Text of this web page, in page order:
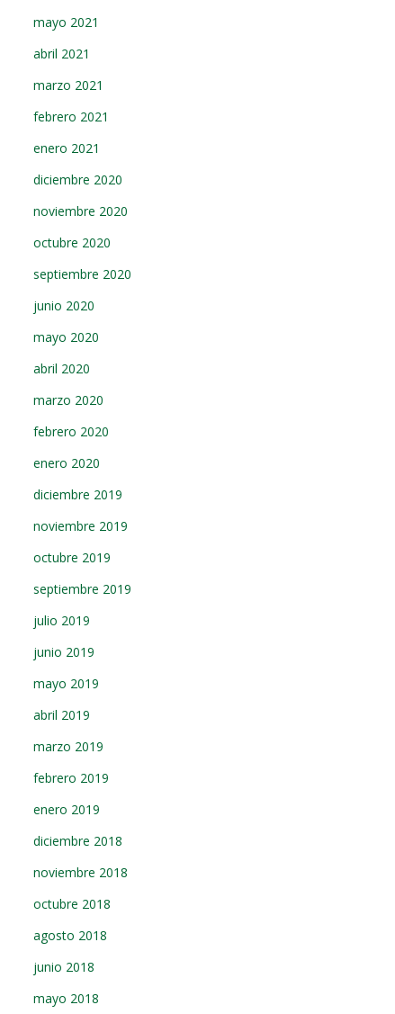
mayo 2021
abril 2021
marzo 2021
febrero 2021
enero 2021
diciembre 2020
noviembre 2020
octubre 2020
septiembre 2020
junio 2020
mayo 2020
abril 2020
marzo 2020
febrero 2020
enero 2020
diciembre 2019
noviembre 2019
octubre 2019
septiembre 2019
julio 2019
junio 2019
mayo 2019
abril 2019
marzo 2019
febrero 2019
enero 2019
diciembre 2018
noviembre 2018
octubre 2018
agosto 2018
junio 2018
mayo 2018